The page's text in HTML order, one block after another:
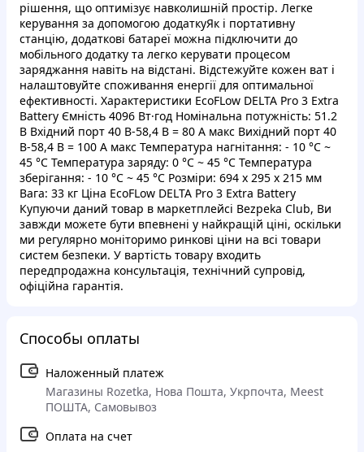
рішення, що оптимізує навколишній простір. Легке
керування за допомогою додаткуЯк і портативну
станцію, додаткові батареї можна підключити до
мобільного додатку та легко керувати процесом
заряджання навіть на відстані. Відстежуйте кожен ват і
налаштовуйте споживання енергії для оптимальної
ефективності. Характеристики EcoFLow DELTA Pro 3 Extra
Battery Ємність 4096 Вт·год Номінальна потужність: 51.2
В Вхідний порт 40 В-58,4 В = 80 А макс Вихідний порт 40
В-58,4 В = 100 А макс Температура нагнітання: - 10 °С ~
45 °С Температура заряду: 0 °С ~ 45 °С Температура
зберігання: - 10 °С ~ 45 °С Розміри: 694 х 295 х 215 мм
Вага: 33 кг Ціна EcoFLow DELTA Pro 3 Extra Battery
Купуючи даний товар в маркетплейсі Bezpeka Club, Ви
завжди можете бути впевнені у найкращій ціні, оскільки
ми регулярно моніторимо ринкові ціни на всі товари
систем безпеки. У вартість товару входить
передпродажна консультація, технічний супровід,
офіційна гарантія.
Способы оплаты
Наложенный платеж
Магазины Rozetka, Нова Пошта, Укрпочта, Meest
ПОШТА, Самовывоз
Оплата на счет